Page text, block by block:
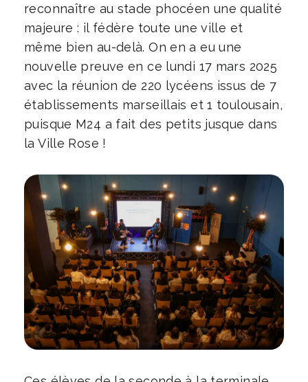
reconnaître au stade phocéen une qualité
majeure : il fédère toute une ville et
même bien au-delà. On en a eu une
nouvelle preuve en ce lundi 17 mars 2025
avec la réunion de 220 lycéens issus de 7
établissements marseillais et 1 toulousain,
puisque M24 a fait des petits jusque dans
la Ville Rose !